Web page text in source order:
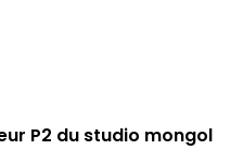
P2 du studio mongol